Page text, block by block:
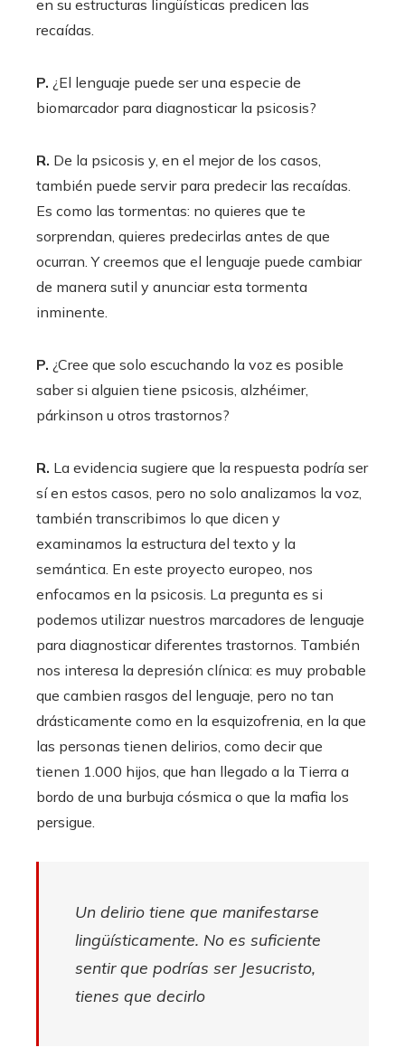
en su estructuras lingüísticas predicen las
recaídas.
P. ¿El lenguaje puede ser una especie de
biomarcador para diagnosticar la psicosis?
R. De la psicosis y, en el mejor de los casos,
también puede servir para predecir las recaídas.
Es como las tormentas: no quieres que te
sorprendan, quieres predecirlas antes de que
ocurran. Y creemos que el lenguaje puede cambiar
de manera sutil y anunciar esta tormenta
inminente.
P. ¿Cree que solo escuchando la voz es posible
saber si alguien tiene psicosis, alzhéimer,
párkinson u otros trastornos?
R. La evidencia sugiere que la respuesta podría ser
sí en estos casos, pero no solo analizamos la voz,
también transcribimos lo que dicen y
examinamos la estructura del texto y la
semántica. En este proyecto europeo, nos
enfocamos en la psicosis. La pregunta es si
podemos utilizar nuestros marcadores de lenguaje
para diagnosticar diferentes trastornos. También
nos interesa la depresión clínica: es muy probable
que cambien rasgos del lenguaje, pero no tan
drásticamente como en la esquizofrenia, en la que
las personas tienen delirios, como decir que
tienen 1.000 hijos, que han llegado a la Tierra a
bordo de una burbuja cósmica o que la mafia los
persigue.
Un delirio tiene que manifestarse
lingüísticamente. No es suficiente
sentir que podrías ser Jesucristo,
tienes que decirlo